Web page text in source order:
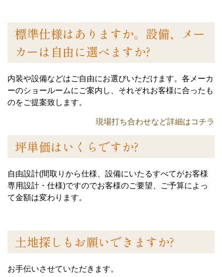
標準仕様はありますか。設備、メー
カーは自由に選べますか?
内装や設備などはご自由にお選びいただけます。各メーカ
ーのショールームにご案内し、それぞれお客様に合ったも
のをご提案致します。
現場打ち合わせなど詳細はコチラ
坪単価はいくらですか?
自由設計(間取りから仕様、設備にいたるすべてがお客様
専用設計・仕様)ですのでお客様のご要望、ご予算によっ
て金額は変わります。
土地探しもお願いできますか?
お手伝いさせていただきます。